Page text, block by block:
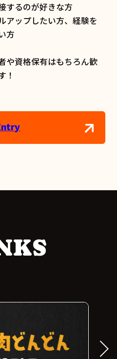
するのが好きな方
アップしたい方、経験を
方
や資格保有はもちろん歓
！